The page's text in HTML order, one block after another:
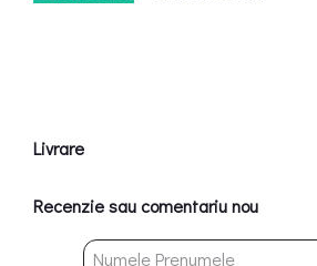
Livrare
Recenzie sau comentariu nou